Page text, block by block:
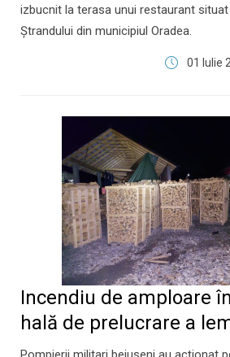
izbucnit la terasa unui restaurant
Ștrandului din municipiul Oradea.
01 Iulie
Incendiu de amploare
hală de prelucrare a